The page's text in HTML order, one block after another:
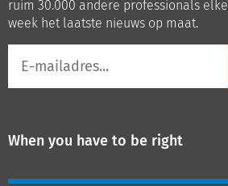
ruim 30.000 andere professionals elke
week het laatste nieuws op maat.
mailadres
When you have to be right